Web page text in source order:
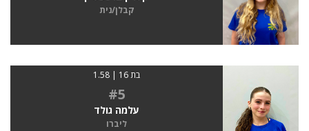
קבלן/נית
בת 16 | 1.58
#5
עלמה גולד
ליברו